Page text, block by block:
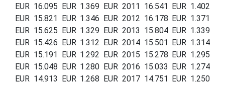
EUR 16.095 EUR 1.369 EUR 2011 16.541 EUR 1.402
EUR 15.821 EUR 1.346 EUR 2012 16.178 EUR 1.371
EUR 15.625 EUR 1.329 EUR 2013 15.804 EUR 1.339
EUR 15.426 EUR 1.312 EUR 2014 15.501 EUR 1.314
EUR 15.191 EUR 1.292 EUR 2015 15.278 EUR 1.295
EUR 15.048 EUR 1.280 EUR 2016 15.033 EUR 1.274
EUR 14.913 EUR 1.268 EUR 2017 14.751 EUR 1.250